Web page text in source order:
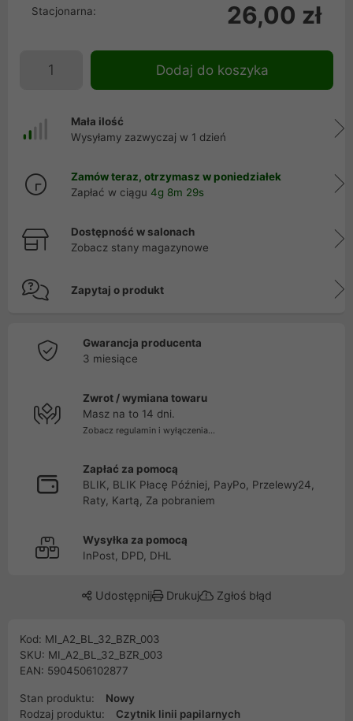
Stacjonarna: 26,00 zł
Dodaj do koszyka
Mała ilość
Wysyłamy zazwyczaj w 1 dzień
Zamów teraz, otrzymasz w poniedziałek
Zapłać w ciągu 4g 8m 29s
Dostępność w salonach
Zobacz stany magazynowe
Zapytaj o produkt
Gwarancja producenta
3 miesiące
Zwrot / wymiana towaru
Masz na to 14 dni.
Zobacz regulamin i wyłączenia...
Zapłać za pomocą
BLIK, BLIK Płacę Później, PayPo, Przelewy24,
Raty, Kartą, Za pobraniem
Wysyłka za pomocą
InPost, DPD, DHL
Udostępnij Drukuj Zgłoś błąd
Kod: MI_A2_BL_32_BZR_003
SKU: MI_A2_BL_32_BZR_003
EAN: 5904506102877
Stan produktu:
Nowy
Rodzaj produktu:
Czytnik linii papilarnych